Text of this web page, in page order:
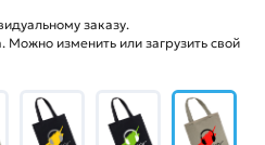
заказу.
изменить или загрузить свой